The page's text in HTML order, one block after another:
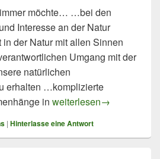
möchte… …bei den
Interesse an der Natur
der Natur mit allen Sinnen
Umgang mit der
natürlichen
erhalten …komplizierte
in Ziele und Leistungen
weiterlesen→
| Hinterlasse eine Antwort